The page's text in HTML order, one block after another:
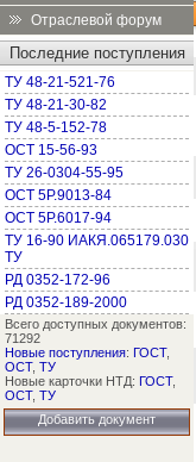
Отраслевой форум
Последние поступления
ТУ 48-21-521-76
ТУ 48-21-30-82
ТУ 48-5-152-78
ОСТ 15-56-93
ТУ 26-0304-55-95
ОСТ 5Р.9013-84
ОСТ 5Р.6017-94
ТУ 16-90 ИАКЯ.065179.030
ТУ
РД 0352-172-96
РД 0352-189-2000
Всего доступных документов:
71292
Новые поступления: ГОСТ,
ОСТ, ТУ
Новые карточки НТД: ГОСТ,
ОСТ, ТУ
Добавить документ